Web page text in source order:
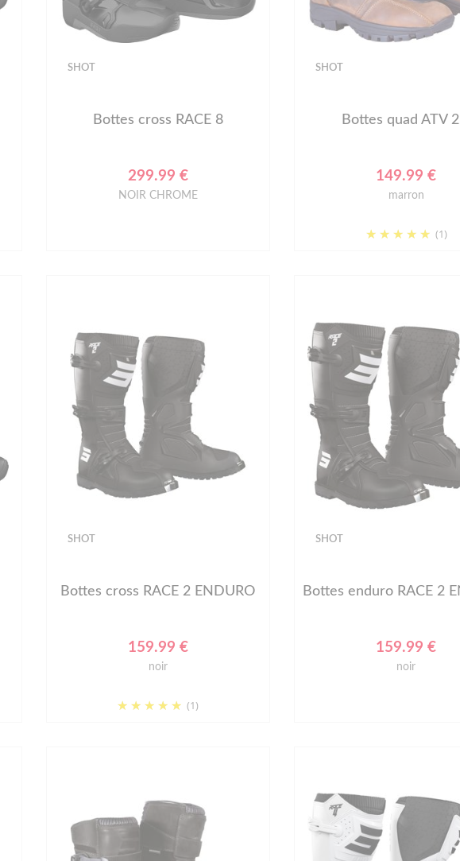
SHOT
Bottes cross RACE 8
299.99 €
NOIR CHROME
SHOT
Bottes quad ATV
149.99 €
marron
(1)
SHOT
Bottes cross RACE 2 ENDURO
159.99 €
noir
(1)
SHOT
Bottes enduro RACE 2
159.99 €
noir